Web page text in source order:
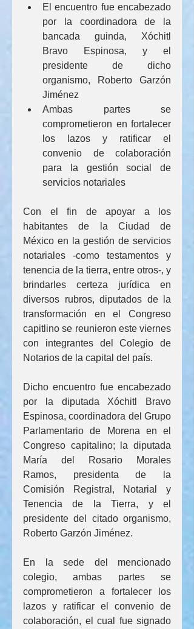
El encuentro fue encabezado
por la coordinadora de la
bancada guinda, Xóchitl
Bravo Espinosa, y el
presidente de dicho
organismo, Roberto Garzón
Jiménez
Ambas partes se
comprometieron en fortalecer
los lazos y ratificar el
convenio de colaboración
para la gestión social de
servicios notariales
Con el fin de apoyar a los
habitantes de la Ciudad de
México en la gestión de servicios
notariales -como testamentos y
tenencia de la tierra, entre otros-, y
brindarles certeza jurídica en
diversos rubros, diputados de la
transformación en el Congreso
capitlino se reunieron este viernes
con integrantes del Colegio de
Notarios de la capital del país.
Dicho encuentro fue encabezado
por la diputada Xóchitl Bravo
Espinosa, coordinadora del Grupo
Parlamentario de Morena en el
Congreso capitalino; la diputada
María del Rosario Morales
Ramos, presidenta de la
Comisión Registral, Notarial y
Tenencia de la Tierra, y el
presidente del citado organismo,
Roberto Garzón Jiménez.
En la sede del mencionado
colegio, ambas partes se
comprometieron a fortalecer los
lazos y ratificar el convenio de
colaboración, el cual fue signado